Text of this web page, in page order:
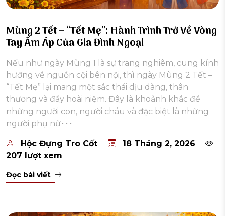
Mùng 2 Tết – “Tết Mẹ”: Hành Trình Trở Về Vòng
Tay Ấm Áp Của Gia Đình Ngoại
Nếu như ngày Mùng 1 là sự trang nghiêm, cung kính
hướng về nguồn cội bên nội, thì ngày Mùng 2 Tết –
“Tết Mẹ” lại mang một sắc thái dịu dàng, thân
thương và đầy hoài niệm. Đây là khoảnh khắc để
những người con, người cháu và đặc biệt là những
người phụ nữ･･･
Hộc Đựng Tro Cốt
18 Tháng 2, 2026
207 lượt xem
Đọc bài viết